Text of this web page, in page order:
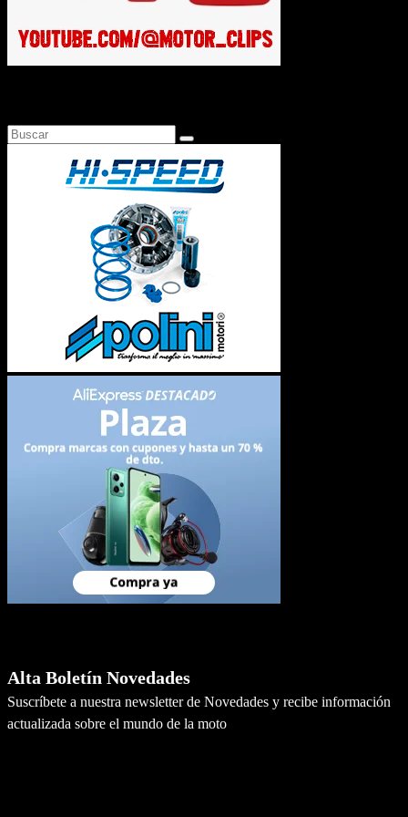
Alta Boletín Novedades
Suscríbete a nuestra newsletter de Novedades y recibe información
actualizada sobre el mundo de la moto